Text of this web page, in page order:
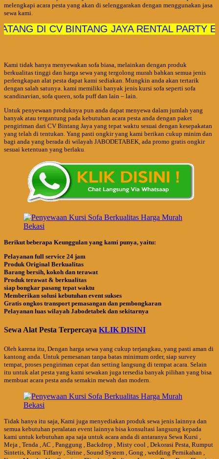
melengkapi acara pesta yang akan di selenggarakan dengan menggunakan jasa
sewa kami.
DI CV BINTANG JAYA RENTAL PARTY
Kami tidak hanya menyewakan sofa biasa, melainkan dengan produk
berkualitas tinggi dan harga sewa yang tergolong murah bahkan semua jenis
perlengkapan alat pesta dapat kami sediakan. Mungkin anda akan tertarik
dengan salah satunya. kami memiliki banyak jenis kursi sofa seperti sofa
scandinavian, sofa queen, sofa puff dan lain – lain.
Untuk penyewaan produknya pun anda dapat menyewa dalam jumlah yang
banyak atau tergantung pada kebutuhan acara pesta anda dengan paket
pengiriman dari CV Bintang Jaya yang tepat waktu sesuai dengan kesepakatan
yang telah di tentukan. Yang pasti ongkir yang kami berikan cukup minim dan
bagi anda yang berada di wilayah JABODETABEK, ada promo gratis ongkir
sesuai ketentuan yang berlaku.
Berikut beberapa Keunggulan yang kami punya, yaitu:
Pelayanan full service 24 jam
Produk Original Berkualitas
Barang bersih, kokoh dan terawat
Produk terawat & berkualitas
siap bongkar pasang tepat waktu
Memberikan solusi kebutuhan event sukses
Gratis ongkos transport pemasangan dan pembongkaran
Pelayanan luas wilayah Jabodetabek dan sekitarnya
Sewa Alat Pesta Terpercaya KLIK DISINI
Oleh karena itu, Dengan harga sewa yang cukup terjangkau, yang pasti aman di
kantong anda. Untuk pemesanan tanpa batas minimum order, siap survey
tempat, proses pengiriman cepat dan setting langsung di tempat acara. Selain
itu untuk alat pesta yang kami sewakan juga tersedia banyak pilihan yang bisa
membuat acara pesta anda semakin mewah dan modern.
Tidak hanya itu saja, Kami juga menyediakan produk sewa jenis lainnya dan
semua kebutuhan peralatan event lainnya bisa konsultasi langsung kepada
kami untuk kebutuhan apa saja untuk acara anda di antaranya Sewa Kursi ,
Meja , Tenda , AC , Panggung , Backdrop , Misty cool , Dekorasi Pesta, Rumput
Sintetis, Kursi Tiffany , Sirine , Sound System , Gong , wedding Pernikahan ,